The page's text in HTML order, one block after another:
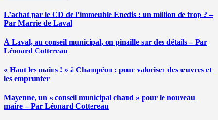
L’achat par le CD de l’immeuble Enedis : un million de trop ? –
Par Marrie de Laval
À Laval, au conseil municipal, on pinaille sur des détails – Par
Léonard Cottereau
« Haut les mains ! » à Champéon : pour valoriser des œuvres et
les emprunter
Mayenne, un « conseil municipal chaud » pour le nouveau
maire – Par Léonard Cottereau